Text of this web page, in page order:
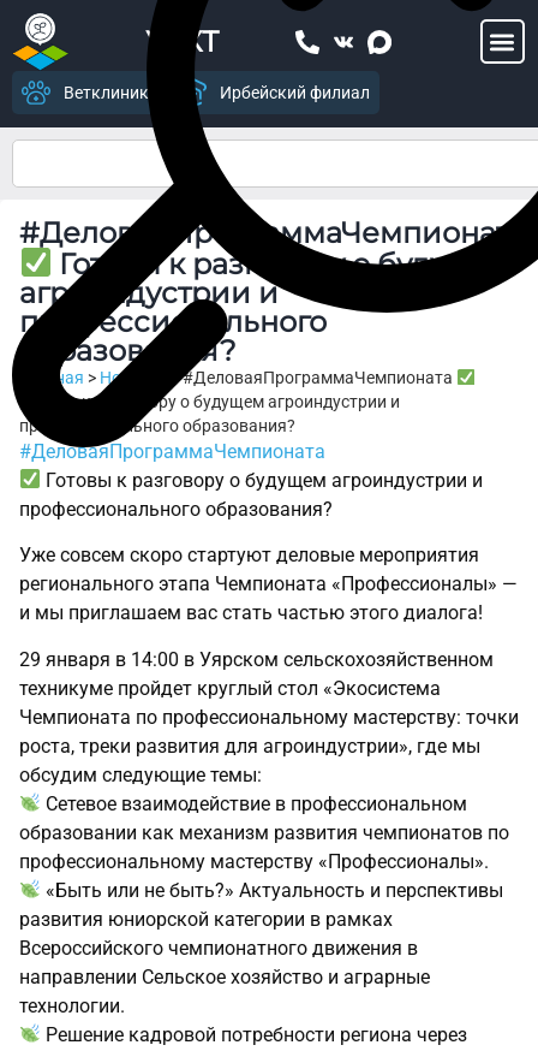
УСХТ
Ветклиника Ирбейский филиал
#ДеловаяПрограммаЧемпионата
Готовы к разговору о будущем
агроиндустрии и
профессионального
образования?
Главная > Новости >#ДеловаяПрограммаЧемпионата
Готовы к разговору о будущем агроиндустрии и
профессионального образования?
#ДеловаяПрограммаЧемпионата
Готовы к разговору о будущем агроиндустрии и
профессионального образования?
Уже совсем скоро стартуют деловые мероприятия
регионального этапа Чемпионата «Профессионалы» —
и мы приглашаем вас стать частью этого диалога!
29 января в 14:00 в Уярском сельскохозяйственном
техникуме пройдет круглый стол «Экосистема
Чемпионата по профессиональному мастерству: точки
роста, треки развития для агроиндустрии», где мы
обсудим следующие темы:
Сетевое взаимодействие в профессиональном
образовании как механизм развития чемпионатов по
профессиональному мастерству «Профессионалы».
«Быть или не быть?» Актуальность и перспективы
развития юниорской категории в рамках
Всероссийского чемпионатного движения в
направлении Сельское хозяйство и аграрные
технологии.
Решение кадровой потребности региона через